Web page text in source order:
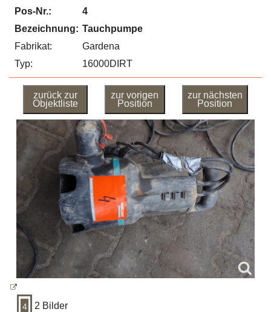
Pos-Nr.:
4
Bezeichnung: Tauchpumpe
Fabrikat:
Gardena
Typ:
16000DIRT
zurück zur
Objektliste
zur vorigen
Position
zur nächsten
Position
4 2 Bilder